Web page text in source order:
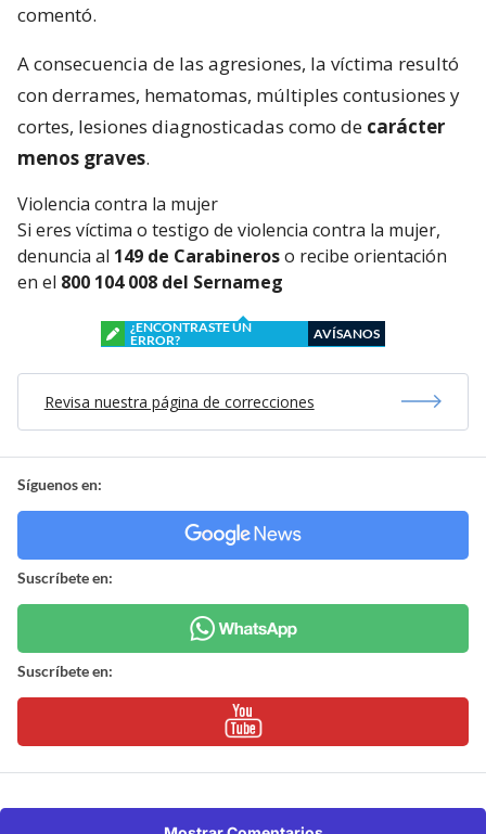
comentó.
A consecuencia de las agresiones, la víctima resultó
con derrames, hematomas, múltiples contusiones y
cortes, lesiones diagnosticadas como de carácter
menos graves.
Violencia contra la mujer
Si eres víctima o testigo de violencia contra la mujer,
denuncia al 149 de Carabineroso recibe orientación
en el 800 104 008 del Sernameg
¿ENCONTRASTE UN
ERROR?
AVÍSANOS
Revisa nuestra página de correcciones
Síguenos en:
Suscríbete en:
Suscríbete en: